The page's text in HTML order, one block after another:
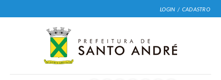
LOGIN / CADASTRO